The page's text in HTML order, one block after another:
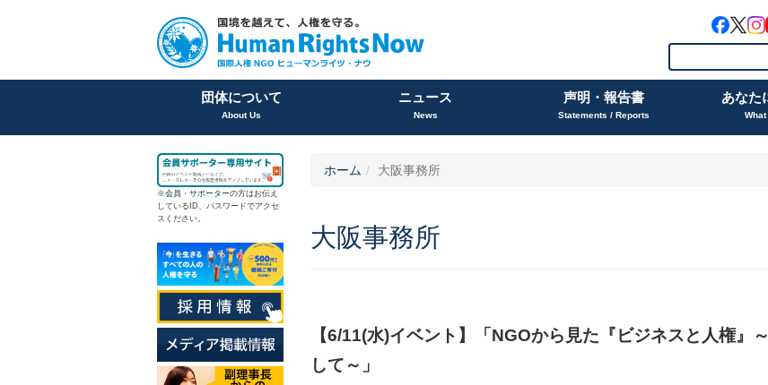
団体について
About Us
ニュース
News
声明・報告書
Statements / Reports
あなた
ホーム 大阪事務所
大阪事務所
【6/11(水)イベント】「NGOから見た『ビジネスと人権』
して～」
※会員 ・ サポーターの方はお伝え
しているID、パスワードでアクセ
スください。